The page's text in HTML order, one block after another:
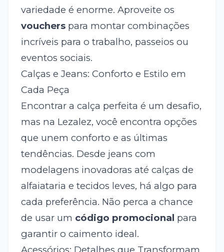
variedade é enorme. Aproveite os
voucherspara montar combinações
incríveis para o trabalho, passeios ou
eventos sociais.
Calças e Jeans: Conforto e Estilo em
Cada Peça
Encontrar a calça perfeita é um desafio,
mas na Lezalez, você encontra opções
que unem conforto e as últimas
tendências. Desde jeans com
modelagens inovadoras até calças de
alfaiataria e tecidos leves, há algo para
cada preferência. Não perca a chance
de usar um código promocional para
garantir o caimento ideal.
Acessórios: Detalhes que Transformam